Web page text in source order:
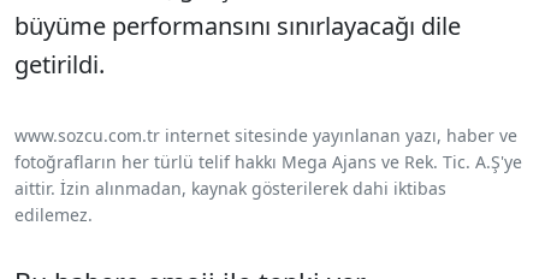
büyüme performansını sınırlayacağı dile
getirildi.
www.sozcu.com.tr internet sitesinde yayınlanan yazı, haber ve
fotoğrafların her türlü telif hakkı Mega Ajans ve Rek. Tic. A.Ş'ye
aittir. İzin alınmadan, kaynak gösterilerek dahi iktibas
edilemez.